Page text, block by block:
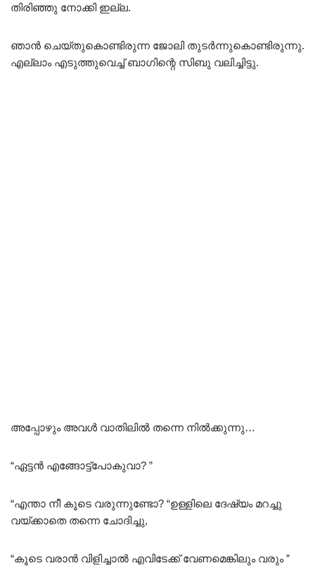
തിരിഞ്ഞു നോക്കി ഇല്ല.
ഞാൻ ചെയ്തുകൊണ്ടിരുന്ന ജോലി തുടർന്നുകൊണ്ടിരുന്നു.
എല്ലാം എടുത്തുവെച്ച് ബാഗിന്റെ സിബു വലിച്ചിട്ടു.
അപ്പോഴും അവൾ വാതിലിൽ തന്നെ നിൽക്കുന്നു…
“ഏട്ടൻ എങ്ങോട്ട്‌പോകുവാ? ”
“എന്താ നീ കൂടെ വരുന്നുണ്ടോ? “ഉള്ളിലെ ദേഷ്യം മറച്ചു
വയ്ക്കാതെ തന്നെ ചോദിച്ചു,
“കൂടെ വരാൻ വിളിച്ചാൽ എവിടേക്ക്‌ വേണമെങ്കിലും വരും ”